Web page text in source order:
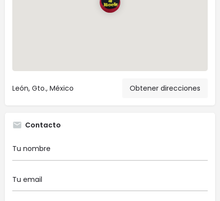
León, Gto., México Obtener direcciones
Contacto